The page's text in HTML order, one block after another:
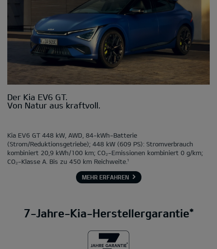
Der Kia EV6 GT.
Von Natur aus kraftvoll.
Kia EV6 GT 448 kW, AWD, 84-kWh-Batterie
(Strom/Reduktionsgetriebe); 448 kW (609 PS): Stromverbrauch
kombiniert 20,9 kWh/100 km; CO₂-Emissionen kombiniert 0 g/km;
CO₂-Klasse A. Bis zu 450 km Reichweite.¹
MEHR ERFAHREN
7-Jahre-Kia-Herstellergarantie*